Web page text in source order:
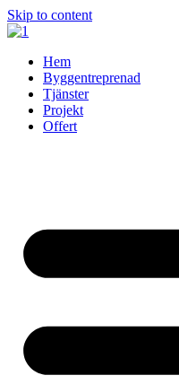
Skip to content
Hem
Byggentreprenad
Tjänster
Projekt
Offert